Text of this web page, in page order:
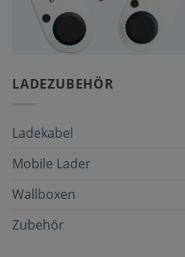
LADEZUBEHÖR
Ladekabel
Mobile Lader
Wallboxen
Zubehör